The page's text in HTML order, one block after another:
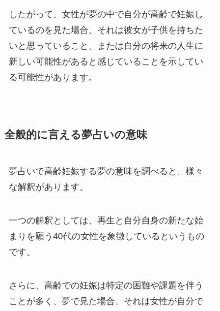
したがって、女性が夢の中で自分が高齢で妊娠し
ているのを見た場合、それは彼女が子供を持ちた
いと思っていること、または自分の将来の人生に
新しい可能性があると感じていることを示してい
る可能性があります。
全般的に言える夢占いの意味
夢占いで高齢妊娠する夢の意味を調べると、様々
な解釈があります。
一つの解釈としては、再生と自分自身の新たな始
まりを願う40代の女性を象徴しているというもの
です。
さらに、高齢での妊娠は特定の困難や課題を伴う
ことが多く、夢で見た場合、それは女性が自分で